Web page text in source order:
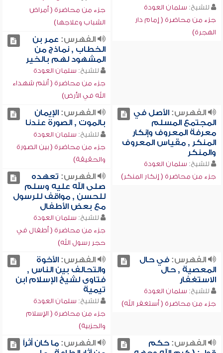
للشيخ: سلمان العودة
جزء من محاضرة ( إمام دار
الهجرة)
جزء من محاضرة ( أمراض
الشباب وعلاجها)
الفهرس: عمر بن
الخطاب , نماذج من
المشهود لهم بالخير
للشيخ: سلمان العودة
جزء من محاضرة ( أنتم شهداء
الله في الأرض)
الفهرس:الأصل في
المجتمع المسلم
معرفة المعروف وإنكار
المنكر , مقياس المعروف
والمنكر
للشيخ: سلمان العودة
جزء من محاضرة ( إنكار المنكر)
الفهرس:الإيمان
بالموت , الصورة عندنا
للشيخ: سلمان العودة
جزء من محاضرة ( بين الصورة
والحقيقة)
الفهرس: تعهده
صلى الله عليه وسلم
للحسن , مواقف للرسول
مع بعض الأطفال
للشيخ: سلمان العودة
جزء من محاضرة ( أطفال في
حجر رسول الله)
الفهرس:في حال
المعصية , حال
الاستغفار
للشيخ: سلمان العودة
جزء من محاضرة ( أستغفر الله)
الفهرس:الأخوة
والتحالف بين الناس ,
فتاوى لشيخ الإسلام ابن
تيمية
للشيخ: سلمان العودة
جزء من محاضرة ( الإسلام
والحزبية)
الفهرس:حكم
الفهرس:ما كان أثراً